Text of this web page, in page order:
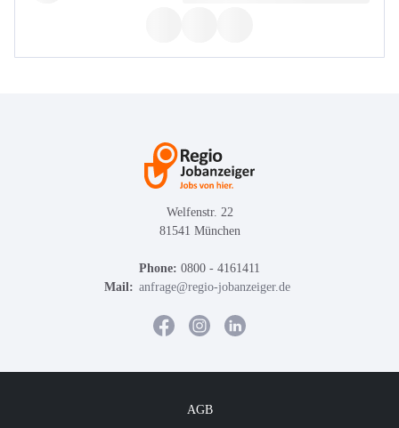
Welfenstr. 22
81541 München
Phone: 0800 - 4161411
Mail: anfrage@regio-jobanzeiger.de
AGB